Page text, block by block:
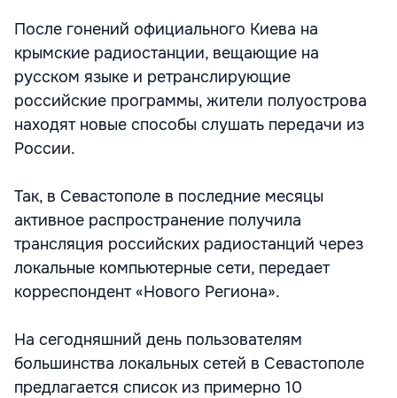
После гонений официального Киева на
крымские радиостанции, вещающие на
русском языке и ретранслирующие
российские программы, жители полуострова
находят новые способы слушать передачи из
России.
Так, в Севастополе в последние месяцы
активное распространение получила
трансляция российских радиостанций через
локальные компьютерные сети, передает
корреспондент «Нового Региона».
На сегодняшний день пользователям
большинства локальных сетей в Севастополе
предлагается список из примерно 10